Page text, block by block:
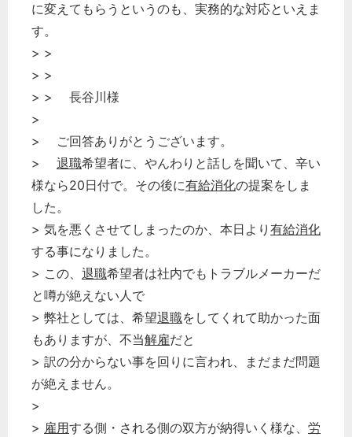
に変えてもらうというのも、実務的な対応といえま
す。
> >
> >
> > 長谷川様
>
> ご回答ありがとうございます。
> 退職希望者に、やんわりと話しを聞いて、辛い
様なら20日付で。その後に有給消化の提案をしま
した。
> 気を悪くさせてしまったのか、本日より 有給消化
する事になりました。
> この、 退職希望者は社内でもトラブルメーカーだ
と噂が絶えない人で
> 弊社としては、希望退職をしてくれて助かった面
もありますが、不当解雇だと
> 訳の分からない事を回りに言われ、まだまだ問題
が絶えません。
>
> 雇用する側・される側の双方が納得いく様な、 労